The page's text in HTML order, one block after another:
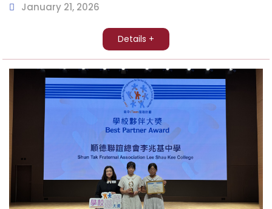
January 21, 2026
Details +